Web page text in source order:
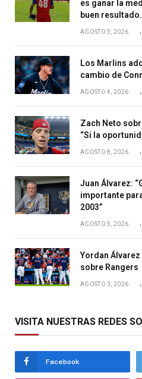
es ganar la
buen
AGOSTO 5, 2026
Los Marlins
cambio de
AGOSTO 4, 2026
Zach Neto
“Si la
AGOSTO 8, 2026
Juan Álvarez:
importante
2003”
AGOSTO 5, 2026
Yordan
sobre Rangers
AGOSTO 3, 2026
VISITA NUESTRAS REDES
Facebook